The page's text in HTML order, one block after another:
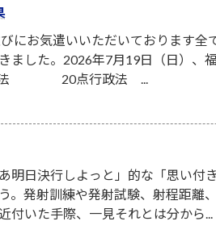
にお気遣いいただいております
ました。2026年7月19日（日）、
憲法 20点行政法 ...
明日決行しよっと」的な「思い
。発射訓練や発射試験、射程距
いた手際、一見それとは分から...